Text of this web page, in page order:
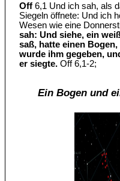
Off 6,1 Und ich sah, als
Siegeln öffnete: Und ich
Wesen wie eine
sah: Und siehe, ein
saß, hatte einen
wurde ihm gegeben,
er siegte. Off 6,1-2;
Ein Bogen und